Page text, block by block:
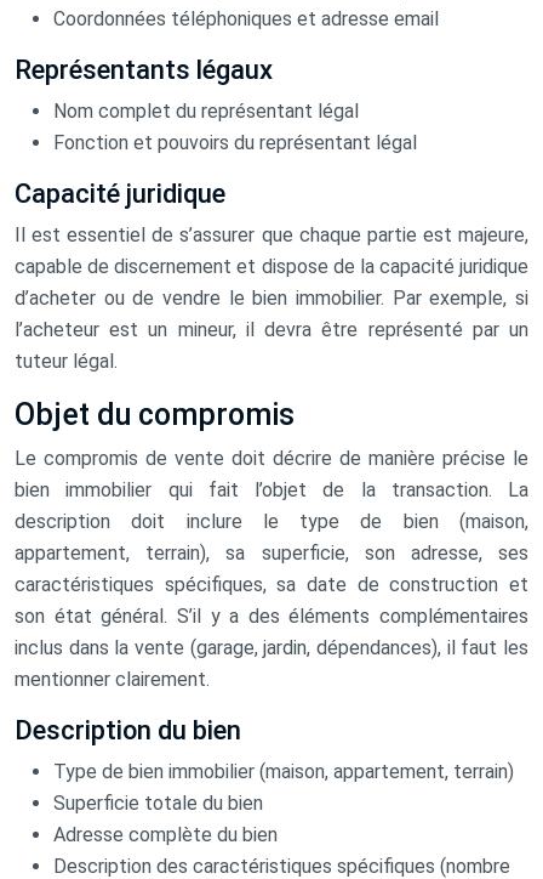
Coordonnées téléphoniques et adresse email
Représentants légaux
Nom complet du représentant légal
Fonction et pouvoirs du représentant légal
Capacité juridique
Il est essentiel de s’assurer que chaque partie est majeure,
capable de discernement et dispose de la capacité juridique
d’acheter ou de vendre le bien immobilier. Par exemple, si
l’acheteur est un mineur, il devra être représenté par un
tuteur légal.
Objet du compromis
Le compromis de vente doit décrire de manière précise le
bien immobilier qui fait l’objet de la transaction. La
description doit inclure le type de bien (maison,
appartement, terrain), sa superficie, son adresse, ses
caractéristiques spécifiques, sa date de construction et
son état général. S’il y a des éléments complémentaires
inclus dans la vente (garage, jardin, dépendances), il faut les
mentionner clairement.
Description du bien
Type de bien immobilier (maison, appartement, terrain)
Superficie totale du bien
Adresse complète du bien
Description des caractéristiques spécifiques (nombre